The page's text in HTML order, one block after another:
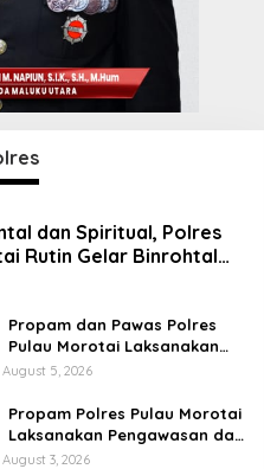
dan Spiritual, Polres
Rutin Gelar Binrohtal
Personel Berintegritas
Propam dan Pawas Polres
Pulau Morotai Laksanakan
Pengecekan Pelayanan,
Mendapat Pelayanan Optimal
August 5, 2026
Propam Polres Pulau Morotai
Laksanakan Pengawasan dan
Pengecekan Personel Saat
August 3, 2026